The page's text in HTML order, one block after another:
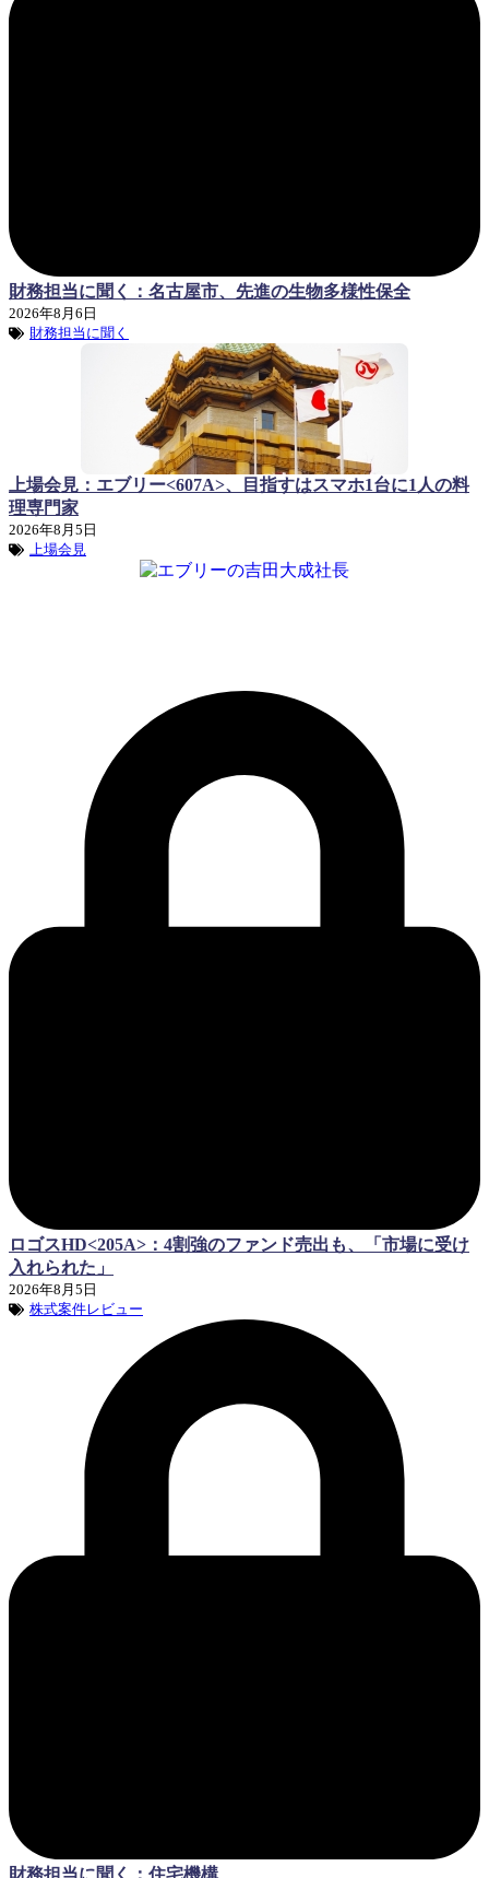
財務担当に聞く：名古屋市、先進の生物多様性保全
2026年8月6日
財務担当に聞く
上場会見：エブリー<607A>、目指すはスマホ1台に1人の料
理専門家
2026年8月5日
上場会見
ロゴスHD<205A>：4割強のファンド売出も、「市場に受け
入れられた」
2026年8月5日
株式案件レビュー